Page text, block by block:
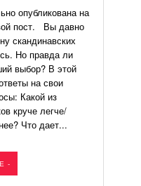
опубликована на
пост. Вы давно
скандинавских
Но правда ли
выбор? В этой
на свои
Какой из
круче легче/
Что дает...
-